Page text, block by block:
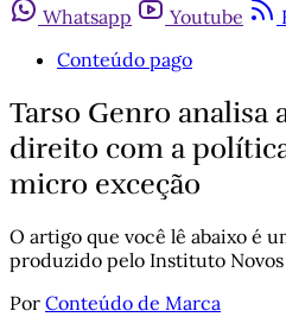
Whatsapp
Youtube
Conteúdo pago
Tarso Genro analisa
direito com a
micro exceção
O artigo que você lê abaixo é
produzido pelo Instituto Novos
Por Conteúdo de Marca